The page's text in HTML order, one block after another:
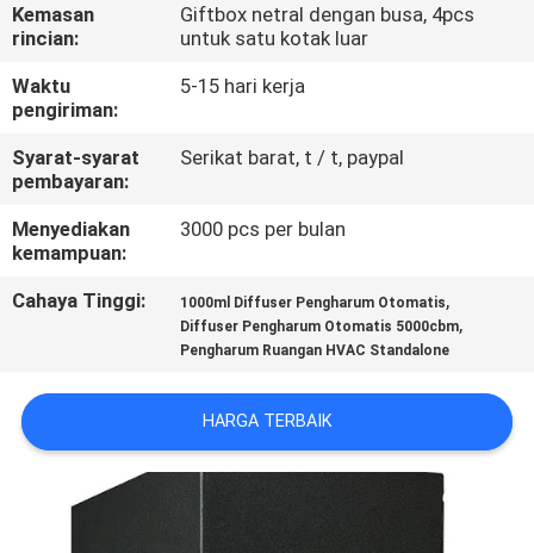
HUBUNGI
KAMI
PERMINTAAN
SHOPPING
SITEMAP
PRIVACY
POLICY
Kemasan
rincian:
Giftbox netral dengan busa, 4pcs
untuk satu kotak luar
Waktu
pengiriman:
5-15 hari kerja
Syarat-syarat
pembayaran:
Serikat barat, t / t, paypal
Menyediakan
kemampuan:
3000 pcs per bulan
Cahaya Tinggi: 1000ml Diffuser Pengharum Otomatis,
Diffuser Pengharum Otomatis 5000cbm,
Pengharum Ruangan HVAC Standalone
HARGA TERBAIK